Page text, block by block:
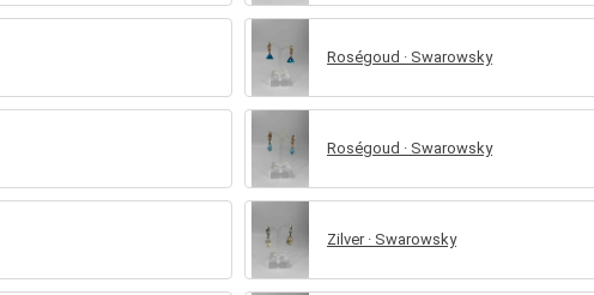
Roségoud · Swarowsky
Roségoud · Swarowsky
Zilver · Swarowsky